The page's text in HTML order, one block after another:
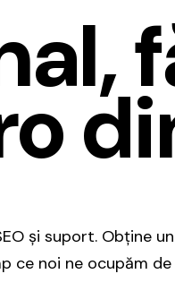
și suport. Obține
ce noi ne ocupăm